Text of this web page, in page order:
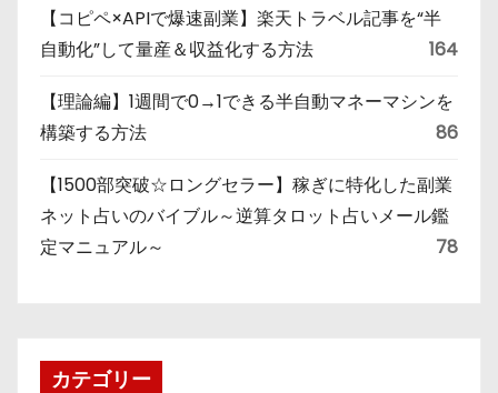
【コピペ×APIで爆速副業】楽天トラベル記事を“半
自動化”して量産＆収益化する方法
164
【理論編】1週間で0→1できる半自動マネーマシンを
構築する方法
86
【1500部突破☆ロングセラー】稼ぎに特化した副業
ネット占いのバイブル～逆算タロット占いメール鑑
定マニュアル～
78
カテゴリー